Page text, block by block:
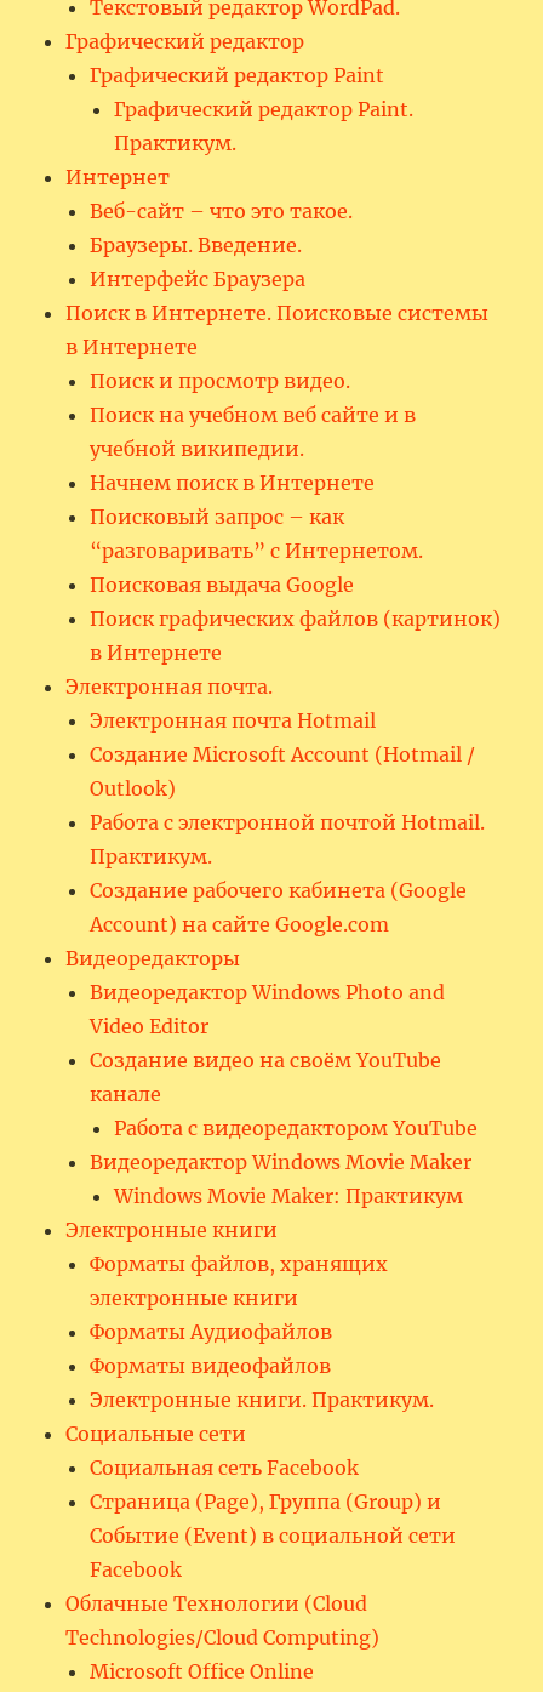
Текстовый редактор WordPad.
Графический редактор
Графический редактор Paint
Графический редактор Paint.
Практикум.
Интернет
Веб-сайт – что это такое.
Браузеры. Введение.
Интерфейс Браузера
Поиск в Интернете. Поисковые системы
в Интернете
Поиск и просмотр видео.
Поиск на учебном веб сайте и в
учебной википедии.
Начнем поиск в Интернете
Поисковый запрос – как
“разговаривать” с Интернетом.
Поисковая выдача Google
Поиск графических файлов (картинок)
в Интернете
Электронная почта.
Электронная почта Hotmail
Создание Microsoft Account (Hotmail /
Outlook)
Работа с электронной почтой Hotmail.
Практикум.
Создание рабочего кабинета (Google
Account) на сайте Google.com
Видеоредакторы
Видеоредактор Windows Photo and
Video Editor
Создание видео на своём YouTube
канале
Работа с видеоредактором YouTube
Видеоредактор Windows Movie Maker
Windows Movie Maker: Практикум
Электронные книги
Форматы файлов, хранящих
электронные книги
Форматы Аудиофайлов
Форматы видеофайлов
Электронные книги. Практикум.
Социальные сети
Социальная сеть Facebook
Страница (Page), Группа (Group) и
Событие (Event) в социальной сети
Facebook
Облачные Технологии (Cloud
Technologies/Cloud Computing)
Microsoft Office Online